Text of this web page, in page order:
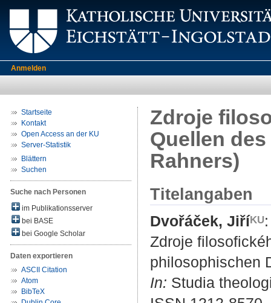
Anmelden
Startseite
Kontakt
Open Access an der KU
Server-Statistik
Blättern
Suchen
Suche nach Personen
im Publikationsserver
bei BASE
bei Google Scholar
Daten exportieren
ASCII Citation
Atom
BibTeX
Zdroje
Quellen
Rahners)
Titelangaben
Dvořáček, Jiří
:
Zdroje
philosophischen
In: Studia